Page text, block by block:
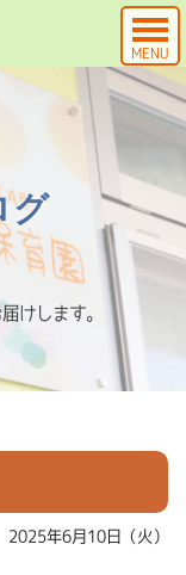
MENU
グ
けします。
2025年6月10日（火）